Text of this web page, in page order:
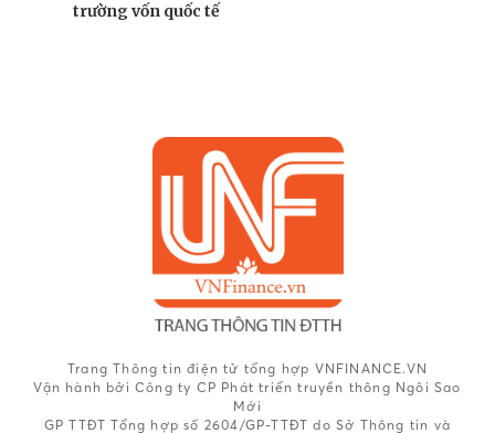
trường vốn quốc tế
Trang Thông tin điện tử tổng hợp VNFINANCE.VN
Vận hành bởi Công ty CP Phát triển truyền thông Ngôi Sao
Mới
GP TTĐT Tổng hợp số 2604/GP-TTĐT do Sở Thông tin và